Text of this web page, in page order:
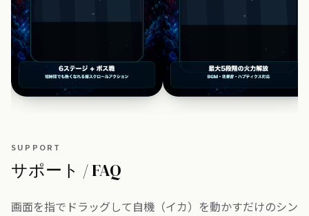
指一本で避けて撃て パワーアップで反撃
SUPPORT
サポート / FAQ
画面を指でドラッグして自機（イカ）を動かすだけのシン